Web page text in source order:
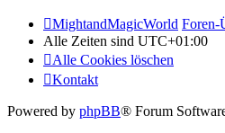
MightandMagicWorld Foren-
Alle Zeiten sind UTC+01:00
Alle Cookies löschen
Kontakt
Powered by phpBB® Forum